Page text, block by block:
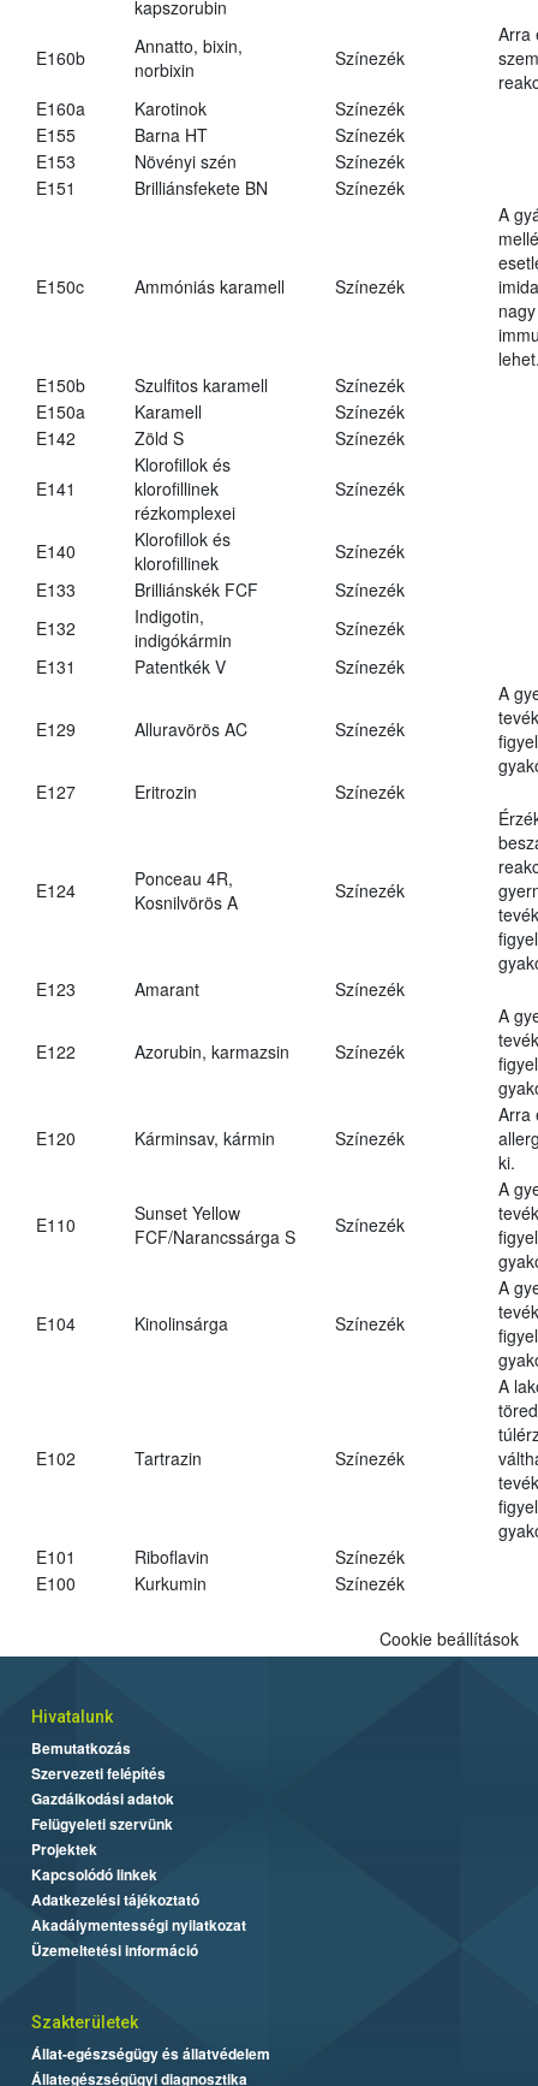
kapszorubin
E160b
Annatto, bixin,
norbixin
Színezék
Arra
E160a
Karotinok
Színezék
E155
Barna HT
Színezék
E153
Növényi szén
Színezék
E151
Brilliánsfekete BN Színezék
E150c Ammóniás karamell Színezék
A
E150b
Szulfitos karamell
Színezék
E150a
Karamell
Színezék
E142
Zöld S Színezék
E141
Klorofillok és
klorofillinek
rézkomplexei
Színezék
E140
Klorofillok és
klorofillinek
Színezék
E133
Brilliánskék FCF
Színezék
E132
Indigotin,
indigókármin
Színezék
E131
Patentkék V Színezék
E129 Alluravörös AC Színezék
A
E127
Eritrozin Színezék
E124
Ponceau 4R,
Kosnilvörös A
Színezék
E123
Amarant Színezék
E122 Azorubin, karmazsin Színezék
A
E120 Kárminsav, kármin Színezék
Arra
ki.
E110
Sunset Yellow
FCF/Narancssárga S
Színezék
A
E104 Kinolinsárga Színezék
A
E102 Tartrazin Színezék
A
E101
Riboflavin
Színezék
E100
Kurkumin Színezék
Cookie beállítások
Hivatalunk
Bemutatkozás
Szervezeti felépítés
Gazdálkodási adatok
Felügyeleti szervünk
Projektek
Kapcsolódó linkek
Adatkezelési tájékoztató
Akadálymentességi nyilatkozat
Üzemeltetési információ
Szakterületek
Állat-egészségügy és állatvédelem
Állategészségügyi diagnosztika